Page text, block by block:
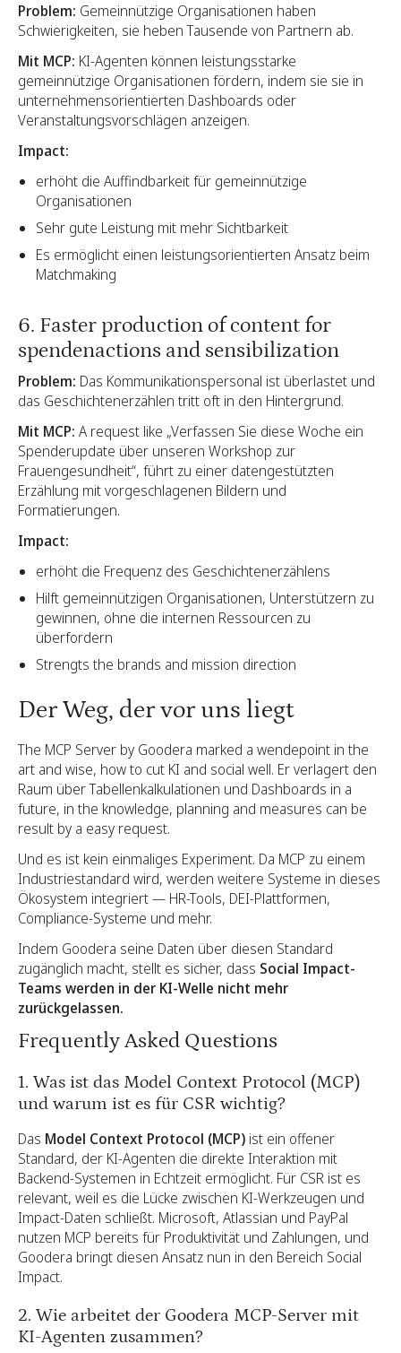
Problem: Gemeinnützige Organisationen haben
Schwierigkeiten, sie heben Tausende von Partnern ab.
Mit MCP: KI-Agenten können leistungsstarke
gemeinnützige Organisationen fördern, indem sie sie in
unternehmensorientierten Dashboards oder
Veranstaltungsvorschlägen anzeigen.
Impact:
erhöht die Auffindbarkeit für gemeinnützige
Organisationen
Sehr gute Leistung mit mehr Sichtbarkeit
Es ermöglicht einen leistungsorientierten Ansatz beim
Matchmaking
6. Faster production of content for
spendenactions and sensibilization
Problem: Das Kommunikationspersonal ist überlastet und
das Geschichtenerzählen tritt oft in den Hintergrund.
Mit MCP: A request like „Verfassen Sie diese Woche ein
Spenderupdate über unseren Workshop zur
Frauengesundheit“, führt zu einer datengestützten
Erzählung mit vorgeschlagenen Bildern und
Formatierungen.
Impact:
erhöht die Frequenz des Geschichtenerzählens
Hilft gemeinnützigen Organisationen, Unterstützern zu
gewinnen, ohne die internen Ressourcen zu
überfordern
Strengts the brands and mission direction
Der Weg, der vor uns liegt
The MCP Server by Goodera marked a wendepoint in the
art and wise, how to cut KI and social well. Er verlagert den
Raum über Tabellenkalkulationen und Dashboards in a
future, in the knowledge, planning and measures can be
result by a easy request.
Und es ist kein einmaliges Experiment. Da MCP zu einem
Industriestandard wird, werden weitere Systeme in dieses
Ökosystem integriert — HR-Tools, DEI-Plattformen,
Compliance-Systeme und mehr.
Indem Goodera seine Daten über diesen Standard
zugänglich macht, stellt es sicher, dass Social Impact-
Teams werden in der KI-Welle nicht mehr
zurückgelassen.
Frequently Asked Questions
1. Was ist das Model Context Protocol (MCP)
und warum ist es für CSR wichtig?
Das Model Context Protocol (MCP) ist ein offener
Standard, der KI-Agenten die direkte Interaktion mit
Backend-Systemen in Echtzeit ermöglicht. Für CSR ist es
relevant, weil es die Lücke zwischen KI-Werkzeugen und
Impact-Daten schließt. Microsoft, Atlassian und PayPal
nutzen MCP bereits für Produktivität und Zahlungen, und
Goodera bringt diesen Ansatz nun in den Bereich Social
Impact.
2. Wie arbeitet der Goodera MCP-Server mit
KI-Agenten zusammen?